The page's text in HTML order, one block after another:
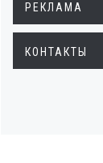
РЕКЛАМА
КОНТАКТЫ